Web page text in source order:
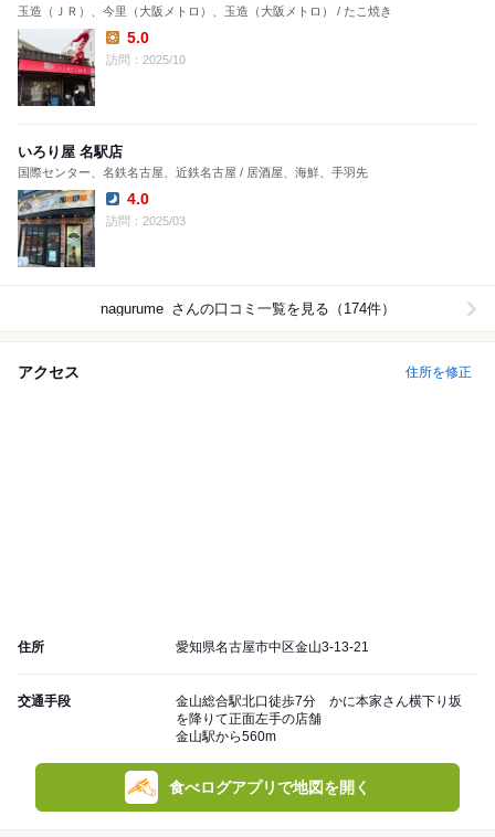
玉造（ＪＲ）、今里（大阪メトロ）、玉造（大阪メトロ） / たこ焼き
Lunch:
5.0
訪問：2025/10
いろり屋 名駅店
国際センター、名鉄名古屋、近鉄名古屋 / 居酒屋、海鮮、手羽先
Dinner:
4.0
訪問：2025/03
nagurume_ さんの口コミ一覧を見る（174件）
アクセス 住所を修正
住所 愛知県名古屋市中区金山3-13-21
交通手段
金山総合駅北口徒歩7分 かに本家さん横下り坂
を降りて正面左手の店舗
金山駅から560m
食べログアプリで地図を開く